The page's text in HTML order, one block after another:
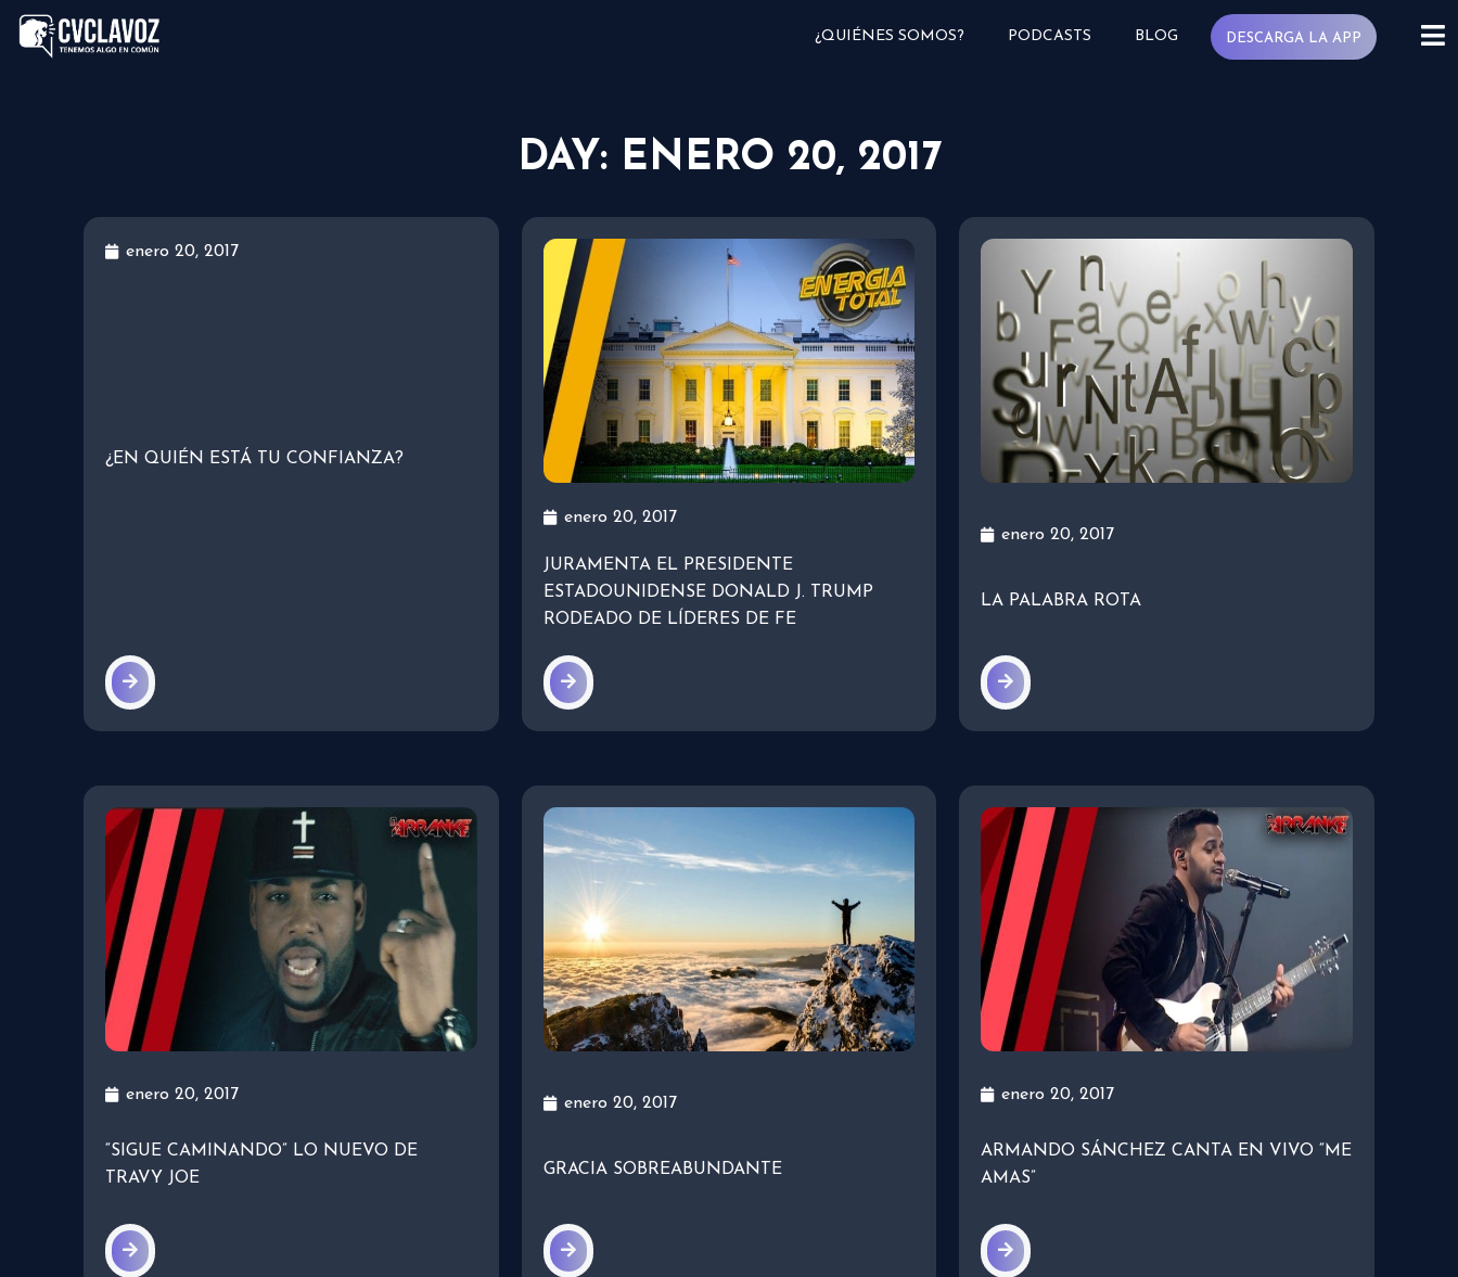
¿QUIÉNES SOMOS? PODCASTS BLOG DESCARGA LA APP
DAY: ENERO 20, 2017
enero 20, 2017
¿EN QUIÉN ESTÁ TU CONFIANZA?
enero 20, 2017
JURAMENTA EL PRESIDENTE
ESTADOUNIDENSE DONALD J. TRUMP
RODEADO DE LÍDERES DE FE
enero 20, 2017
LA PALABRA ROTA
enero 20, 2017
“SIGUE CAMINANDO” LO NUEVO DE
TRAVY JOE
enero 20, 2017
GRACIA SOBREABUNDANTE
enero 20, 2017
ARMANDO SÁNCHEZ CANTA EN VIVO “ME
AMAS”